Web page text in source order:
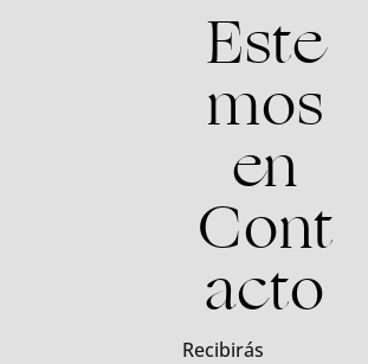
Este
mos
en
Cont
acto
Recibirás